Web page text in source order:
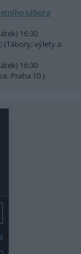
tábora
16:30
(Tábory, výlety a
16:30
Praha 10 )